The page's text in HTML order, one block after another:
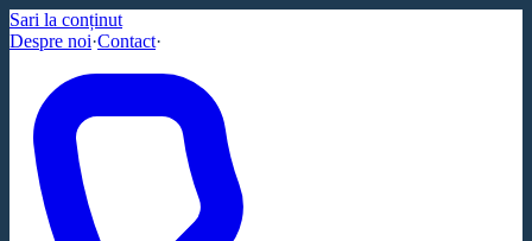
Sari la conținut
Despre noi·Contact·